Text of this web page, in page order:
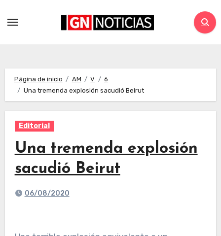
Página de inicio AM V
6
Una tremenda explosión sacudió Beirut
Editorial
Una tremenda explosión
sacudió Beirut
06/08/2020